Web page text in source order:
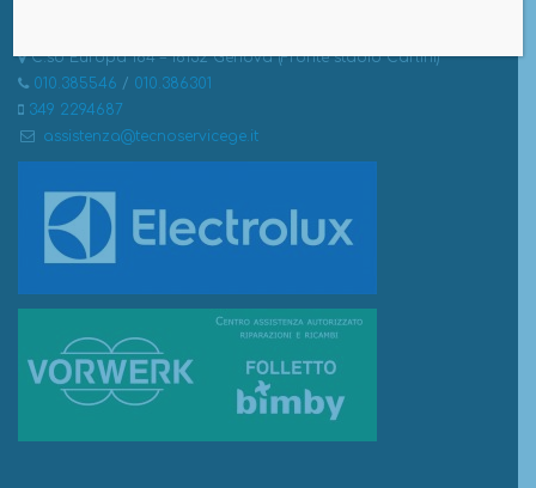
C.so Europa 184 – 16132 Genova (Fronte stadio Carlini)
010.385546 / 010.386301
349 2294687
assistenza@tecnoservicege.it